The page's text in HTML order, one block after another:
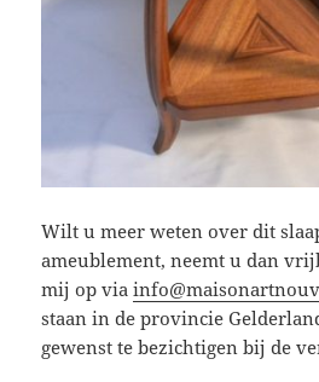
Wilt u meer weten over dit
ameublement, neemt u dan
mij op via
staan in de provincie
gewenst te bezichtigen bij de